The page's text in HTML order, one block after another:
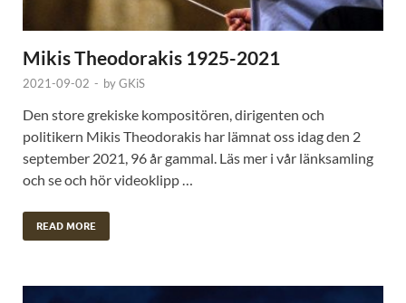
Mikis Theodorakis 1925-2021
2021-09-02 - byGKiS
Den store grekiske kompositören, dirigenten och
politikern Mikis Theodorakis har lämnat oss idag den 2
september 2021, 96 år gammal. Läs mer i vår länksamling
och se och hör videoklipp …
READ MORE